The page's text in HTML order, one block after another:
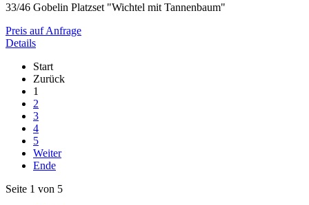
33/46 Gobelin Platzset "Wichtel mit Tannenbaum"
Preis auf Anfrage
Details
Start
Zurück
1
2
3
4
5
Weiter
Ende
Seite 1 von 5